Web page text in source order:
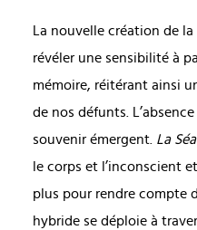
La nouvelle création de
révéler une sensibilité à
mémoire, réitérant ainsi
de nos défunts.
souvenir émergent. La
le corps et l’inconscient
plus pour rendre compte
hybride se déploie à